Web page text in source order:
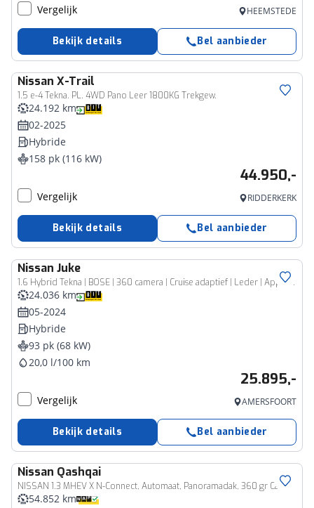
Vergelijk HEEMSTEDE
Bekijk details Bel aanbieder
Nissan X-Trail
1.5 e-4 Tekna. PL. 4WD Pano Leer 1800KG Trekgew.
24.192 km
02-2025
Hybride
158 pk (116 kW)
44.950,-
Vergelijk RIDDERKERK
Bekijk details Bel aanbieder
Nissan Juke
1.6 Hybrid Tekna | BOSE | 360 camera | Cruise adaptief | Leder | Apple Carplay/Android Auto | Dodehoekdetectie met correctie | Volledig digitaal dashboard
24.036 km
05-2024
Hybride
93 pk (68 kW)
20,0 l/100 km
25.895,-
Vergelijk AMERSFOORT
Bekijk details Bel aanbieder
Nissan Qashqai
NISSAN 1.3 MHEV X N-Connect, Automaat, Panoramadak, 360 gr Camera
54.852 km